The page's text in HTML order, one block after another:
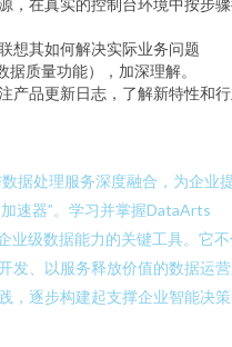
，在真实的控制台环境中按步
想其如何解决实际业务问题
质量功能），加深理解。
产品更新日志，了解新特性和
据处理服务深度融合，为企业
速器”。学习并掌握DataArts
业级数据能力的关键工具。它
发、以服务释放价值的数据运
，逐步构建起支撑企业智能决